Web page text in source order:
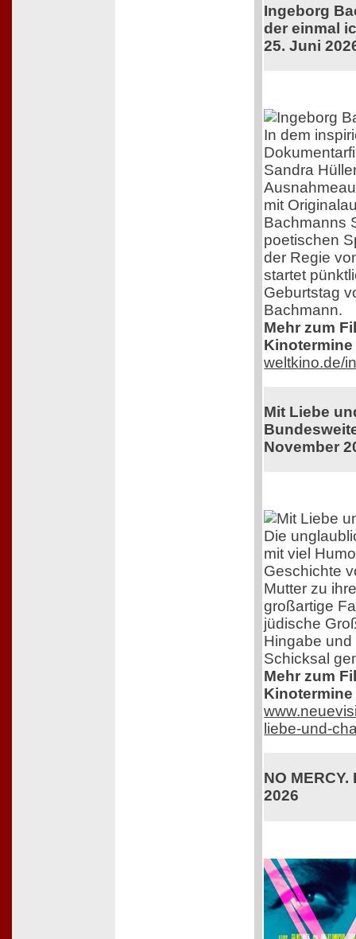
Ingeborg
der einmal
25. Juni
In dem
Sandra
mit
Bachmanns
poetischen
der Regie
startet
Geburtstag
Bachmann.
Mehr zum
weltkino.de/
Mit Liebe
November
Die
mit viel
Geschichte
Mutter zu
großartige
jüdische
Hingabe
Schicksal
Mehr zum
liebe-und-
NO
2026